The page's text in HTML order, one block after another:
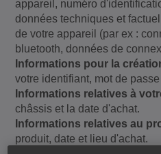
appareil, numéro
données techniques et
de votre appareil (par ex :
bluetooth, données de
Informations pour la
votre identifiant, mot de
Informations relatives à
châssis et la date d'achat.
Informations relatives au
produit, date et lieu d'achat.